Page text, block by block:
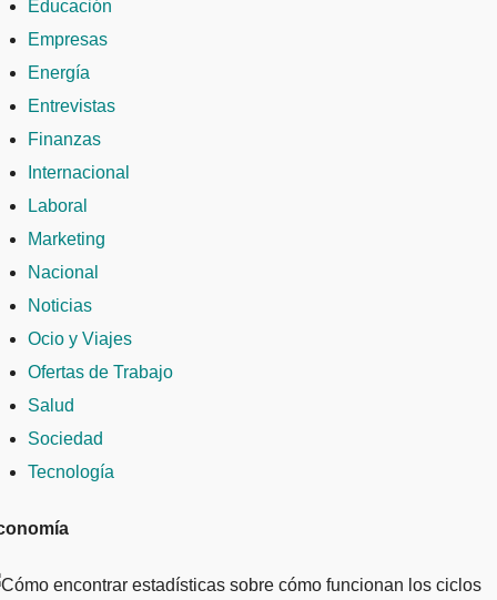
Educación
Empresas
Energía
Entrevistas
Finanzas
Internacional
Laboral
Marketing
Nacional
Noticias
Ocio y Viajes
Ofertas de Trabajo
Salud
Sociedad
Tecnología